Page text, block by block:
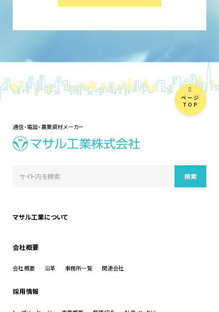
ページ
TOP
通信・電設・農業資材メーカー
マサル工業について
会社概要
会社概要 沿革 事務所一覧 関連会社
採用情報